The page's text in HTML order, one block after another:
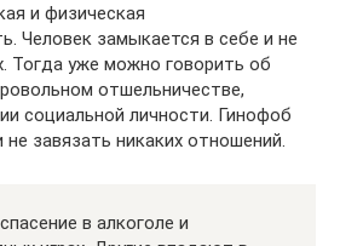
и физическая
Человек замыкается в себе и не
Тогда уже можно говорить об
отшельничестве,
социальной личности. Гинофоб
завязать никаких отношений.
в алкоголе и